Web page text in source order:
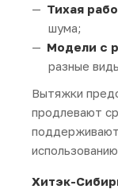
Тихая
шума;
Модели с
разные
Вытяжки
продлевают
Хитэк-